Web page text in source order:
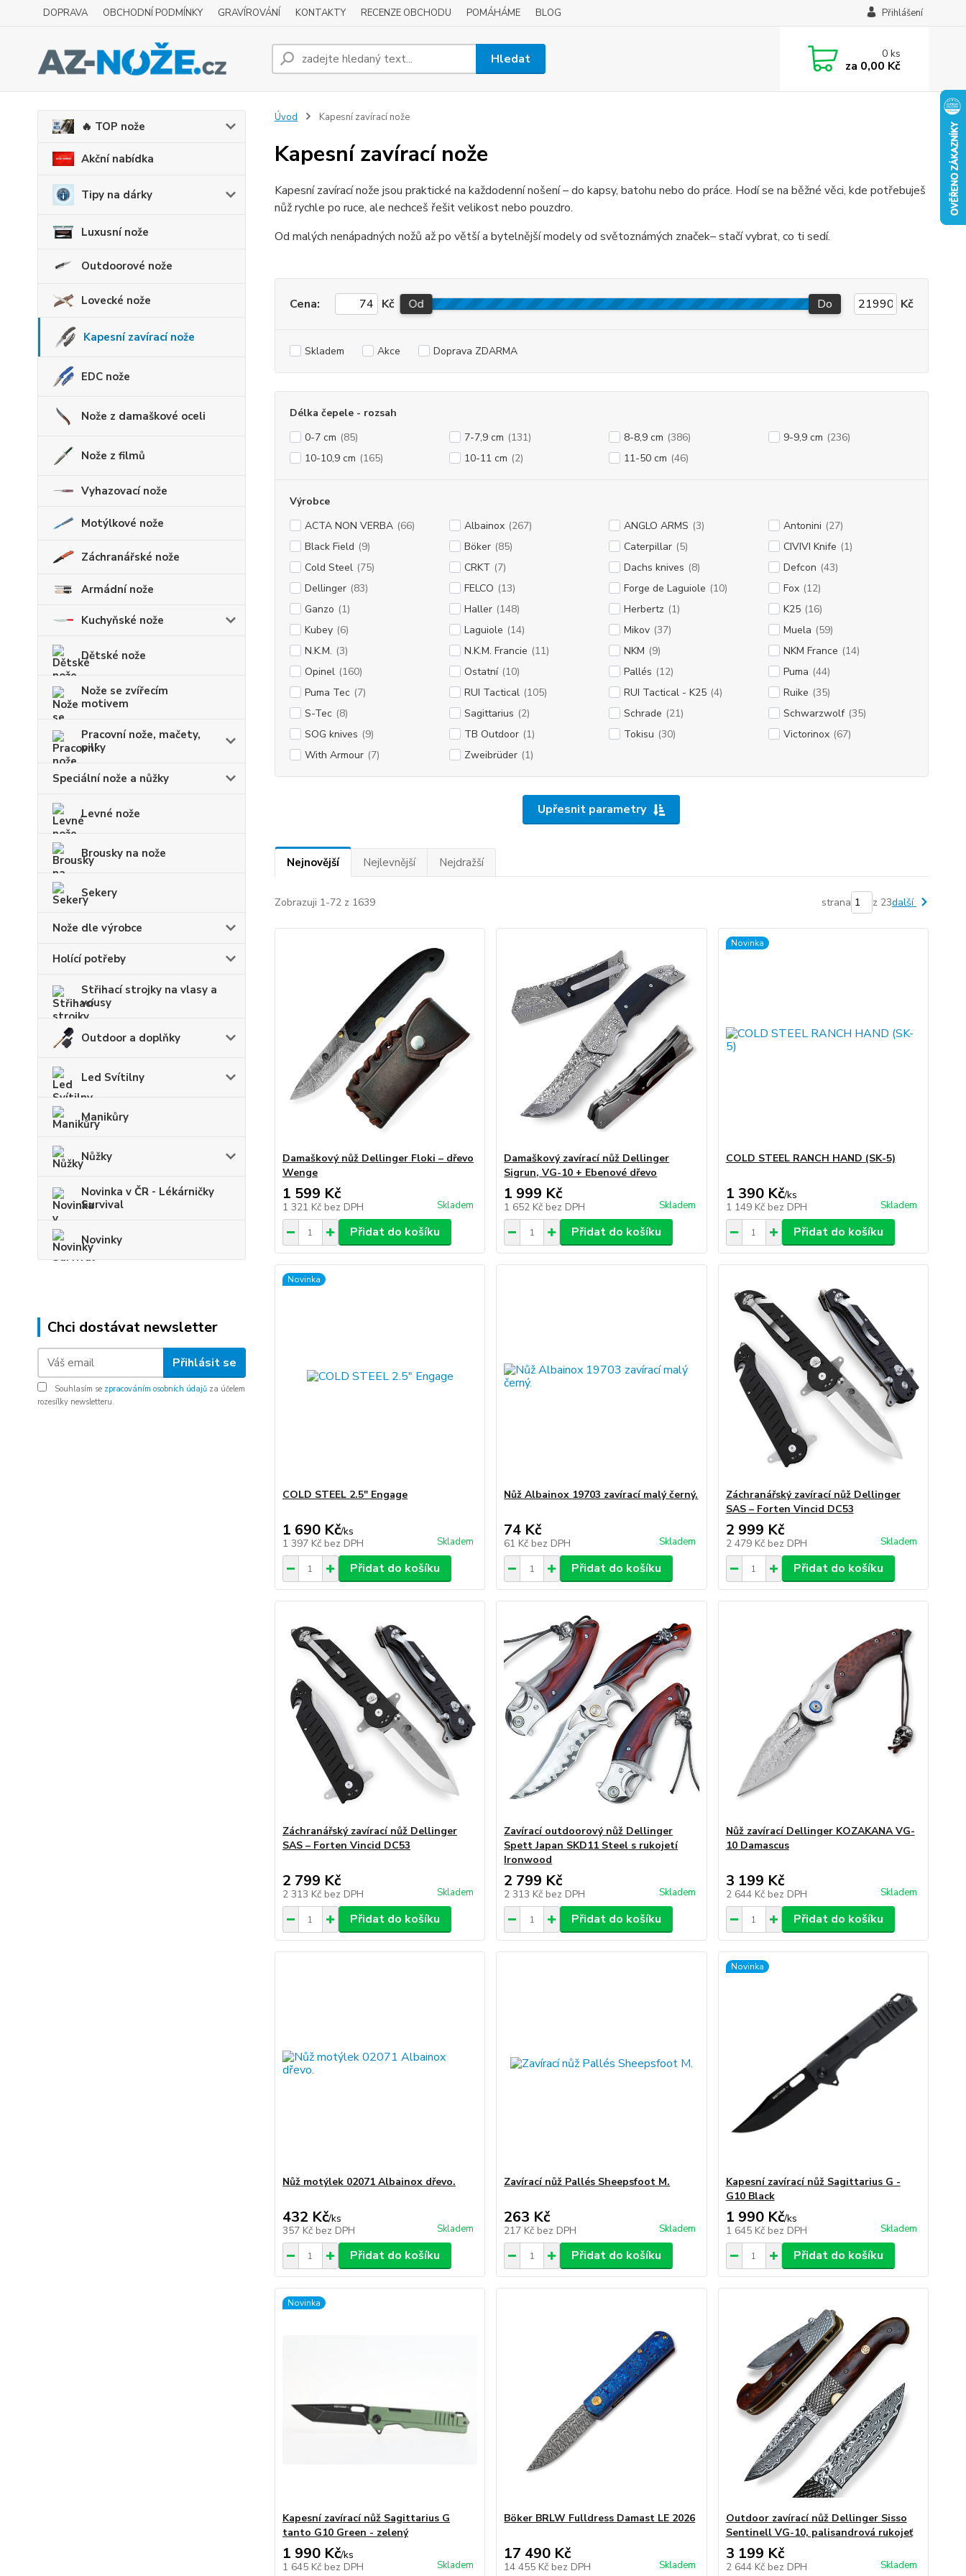
DOPRAVA OBCHODNÍ PODMÍNKY GRAVÍROVÁNÍ KONTAKTY RECENZE OBCHODU POMÁHÁME BLOG Přihlášení
Hledat 0ks
za 0,00 Kč
🔥 TOP nože
Akční nabídka
Tipy na dárky
Luxusní nože
Outdoorové nože
Lovecké nože
Kapesní zavírací nože
EDC nože
Nože z damaškové oceli
Nože z filmů
Vyhazovací nože
Motýlkové nože
Záchranářské nože
Armádní nože
Kuchyňské nože
Dětské nože
Nože se zvířecím
motivem
Pracovní nože, mačety,
pilky
Speciální nože a nůžky
Levné nože
Brousky na nože
Sekery
Nože dle výrobce
Holící potřeby
Střihací strojky na vlasy a
vousy
Outdoor a doplňky
Led Svítilny
Manikůry
Nůžky
Novinka v ČR - Lékárničky
Survival
Novinky
Chci dostávat newsletter
Přihlásit se
Souhlasím se zpracováním osobních údajů za účelem
rozesílky newsletteru.
Úvod Kapesní zavírací nože
Kapesní zavírací nože
Kapesní zavírací nože jsou praktické na každodenní nošení – do kapsy, batohu nebo do práce. Hodí se na běžné věci, kde potřebuješ
nůž rychle po ruce, ale nechceš řešit velikost nebo pouzdro.
Od malých nenápadných nožů až po větší a bytelnější modely od světoznámých značek– stačí vybrat, co ti sedí.
Upřesnit parametry
Cena: Kč Od Do Kč
Skladem Akce Doprava ZDARMA
Délka čepele - rozsah
0-7 cm (85) 7-7,9 cm (131) 8-8,9 cm (386) 9-9,9 cm (236)
10-10,9 cm (165) 10-11 cm (2) 11-50 cm (46)
Výrobce
ACTA NON VERBA (66) Albainox (267) ANGLO ARMS (3) Antonini (27)
Black Field (9) Böker (85) Caterpillar (5) CIVIVI Knife (1)
Cold Steel (75) CRKT (7) Dachs knives (8) Defcon (43)
Dellinger (83) FELCO (13) Forge de Laguiole (10) Fox (12)
Ganzo (1) Haller (148) Herbertz (1) K25 (16)
Kubey (6) Laguiole (14) Mikov (37) Muela (59)
N.K.M. (3) N.K.M. Francie (11) NKM (9) NKM France (14)
Opinel (160) Ostatní (10) Pallés (12) Puma (44)
Puma Tec (7) RUI Tactical (105) RUI Tactical - K25 (4) Ruike (35)
S-Tec (8) Sagittarius (2) Schrade (21) Schwarzwolf (35)
SOG knives (9) TB Outdoor (1) Tokisu (30) Victorinox (67)
With Armour (7) Zweibrüder (1)
Nejnovější Nejlevnější Nejdražší
Zobrazuji 1-72 z 1639 strana z 23další
Damaškový nůž Dellinger Floki – dřevo
Wenge
1 599 Kč
1 321 Kč bez DPH Skladem
Přidat do košíku
Damaškový zavírací nůž Dellinger
Sigrun, VG-10 + Ebenové dřevo
1 999 Kč
1 652 Kč bez DPH Skladem
Přidat do košíku
Novinka
COLD STEEL RANCH HAND (SK-5)
1 390 Kč/ks
1 149 Kč bez DPH Skladem
Přidat do košíku
Novinka
COLD STEEL 2.5" Engage
1 690 Kč/ks
1 397 Kč bez DPH Skladem
Přidat do košíku
Nůž Albainox 19703 zavírací malý černý.
74 Kč
61 Kč bez DPH Skladem
Přidat do košíku
Záchranářský zavírací nůž Dellinger
SAS – Forten Vincid DC53
2 999 Kč
2 479 Kč bez DPH Skladem
Přidat do košíku
Záchranářský zavírací nůž Dellinger
SAS – Forten Vincid DC53
2 799 Kč
2 313 Kč bez DPH Skladem
Přidat do košíku
Zavírací outdoorový nůž Dellinger
Spett Japan SKD11 Steel s rukojetí
Ironwood
2 799 Kč
2 313 Kč bez DPH Skladem
Přidat do košíku
Nůž zavírací Dellinger KOZAKANA VG-
10 Damascus
3 199 Kč
2 644 Kč bez DPH Skladem
Přidat do košíku
Nůž motýlek 02071 Albainox dřevo.
432 Kč/ks
357 Kč bez DPH Skladem
Přidat do košíku
Zavírací nůž Pallés Sheepsfoot M.
263 Kč
217 Kč bez DPH Skladem
Přidat do košíku
Novinka
Kapesní zavírací nůž Sagittarius G -
G10 Black
1 990 Kč/ks
1 645 Kč bez DPH Skladem
Přidat do košíku
Novinka
Kapesní zavírací nůž Sagittarius G
tanto G10 Green - zelený
1 990 Kč/ks
1 645 Kč bez DPH Skladem
Böker BRLW Fulldress Damast LE 2026
17 490 Kč
14 455 Kč bez DPH Skladem
Outdoor zavírací nůž Dellinger Sisso
Sentinell VG-10, palisandrová rukojeť
3 199 Kč
2 644 Kč bez DPH Skladem